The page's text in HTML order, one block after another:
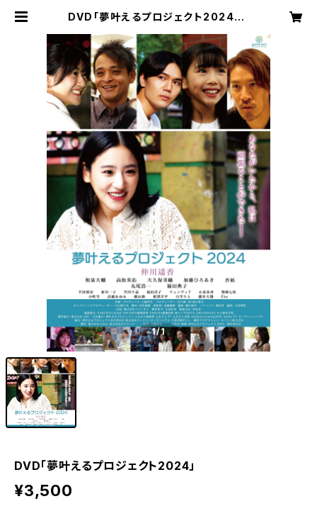
DVD「夢叶えるプロジェクト2024」 |
1/1
DVD「夢叶えるプロジェクト2024」
¥3,500